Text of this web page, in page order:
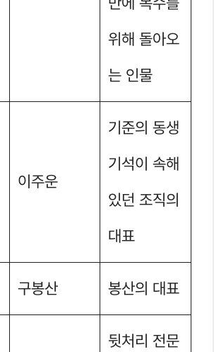
위해 돌아오
는 인물
이주운
기준의 동생
기석이 속해
있던 조직의
대표
구봉산 봉산의 대표
뒷처리 전문